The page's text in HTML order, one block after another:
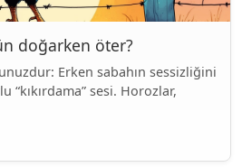
doğarken öter?
Erken sabahın sessizliğini
“kıkırdama” sesi. Horozlar,